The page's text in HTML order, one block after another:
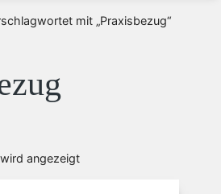
mit „Praxisbezug“
angezeigt